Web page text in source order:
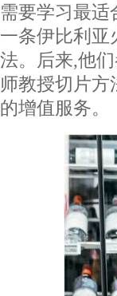
需要学习最适
一条伊比利亚
法。后来,他
师教授切片方
的增值服务。